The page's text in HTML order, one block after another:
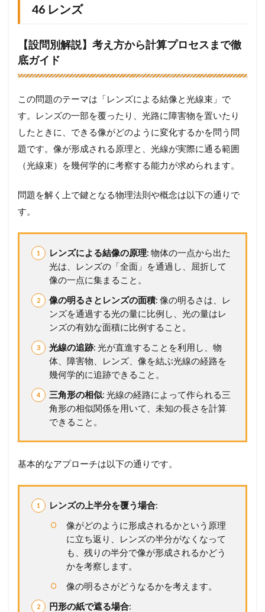
5
4
1.2
7
レ
ズ
4
ン
メ
バ
ー
シ
ッ
プ
が
必
要
で
す
46 レンズ
【設問別解説】考え方から計算プロセスまで徹
底ガイド
この問題のテーマは「レンズによる結像と光線束」で
す。レンズの一部を覆ったり、光路に障害物を置いたり
したときに、できる像がどのように変化するかを問う問
題です。像が形成される原理と、光線が実際に通る範囲
（光線束）を幾何学的に考察する能力が求められます。
問題を解く上で鍵となる物理法則や概念は以下の通りで
す。
レンズによる結像の原理: 物体の一点から出た
光は、レンズの「全面」を通過し、屈折して
像の一点に集まること。
像の明るさとレンズの面積: 像の明るさは、レ
ンズを通過する光の量に比例し、光の量はレ
ンズの有効な面積に比例すること。
光線の追跡: 光が直進することを利用し、物
体、障害物、レンズ、像を結ぶ光線の経路を
幾何学的に追跡できること。
三角形の相似: 光線の経路によって作られる三
角形の相似関係を用いて、未知の長さを計算
できること。
基本的なアプローチは以下の通りです。
レンズの上半分を覆う場合:
像がどのように形成されるかという原理
に立ち返り、レンズの半分がなくなって
も、残りの半分で像が形成されるかどう
かを考察します。
像の明るさがどうなるかを考えます。
円形の紙で遮る場合: